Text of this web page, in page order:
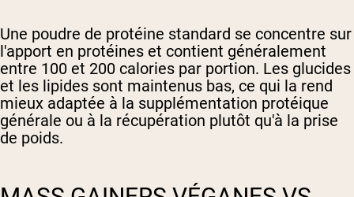
Une poudre de protéine standard se concentre sur
l'apport en protéines et contient généralement
entre 100 et 200 calories par portion. Les glucides
et les lipides sont maintenus bas, ce qui la rend
mieux adaptée à la supplémentation protéique
générale ou à la récupération plutôt qu'à la prise
de poids.